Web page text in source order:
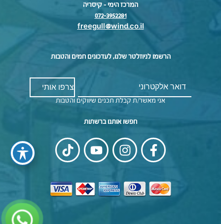
המרכז הימי – קיסריה
072-3952281
freegull@wind.co.il
הרשמו לניוזלטר שלנו, לעדכונים חמים והטבות
אני מאשר/ת קבלת תכנים שיווקים והטבות
חפשו אותנו ברשתות